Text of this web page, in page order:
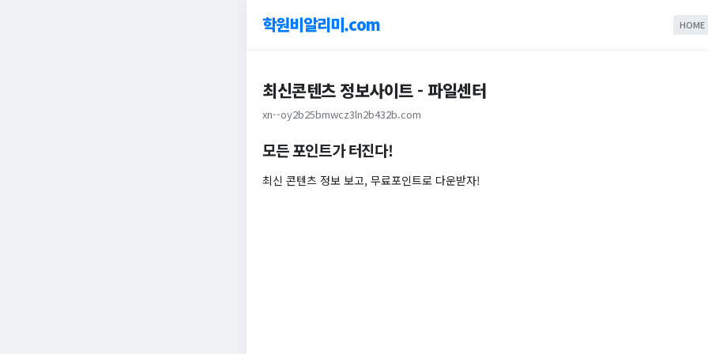
학원비알리미.com HOME
최신콘텐츠 정보사이트 - 파일센터
xn--oy2b25bmwcz3ln2b432b.com
모든 포인트가 터진다!
최신 콘텐츠 정보 보고, 무료포인트로 다운받자!